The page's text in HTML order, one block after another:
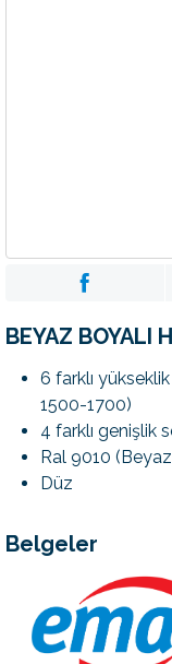
BEYAZ BOYALI
6 farklı
1500-1700)
4 farklı genişlik
Ral 9010
Düz
Belgeler